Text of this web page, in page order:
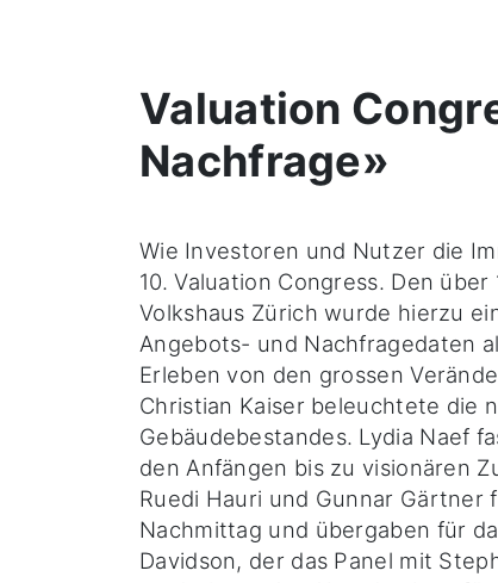
Valuation
Nachfrage»
Wie Investoren und Nutzer die
10. Valuation Congress. Den
Volkshaus Zürich wurde hierzu
Angebots- und Nachfragedaten
Erleben von den grossen
Christian Kaiser beleuchtete die
Gebäudebestandes. Lydia Naef
den Anfängen bis zu visionären
Ruedi Hauri und Gunnar
Nachmittag und übergaben für
Davidson, der das Panel mit